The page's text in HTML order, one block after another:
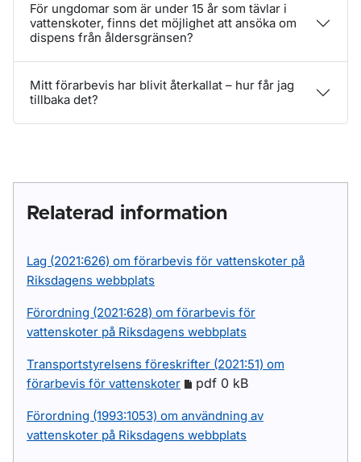
För ungdomar som är under 15 år som tävlar i
vattenskoter, finns det möjlighet att ansöka om
dispens från åldersgränsen?
Mitt förarbevis har blivit återkallat – hur får jag
tillbaka det?
Relaterad information
Lag (2021:626) om förarbevis för vattenskoter på
Riksdagens webbplats
Förordning (2021:628) om förarbevis för
vattenskoter på Riksdagens webbplats
Transportstyrelsens föreskrifter (2021:51) om
förarbevis för vattenskoter
pdf 0 kB
Förordning (1993:1053) om användning av
vattenskoter på Riksdagens webbplats